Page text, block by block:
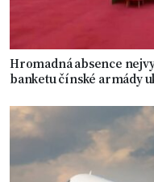
Hromadná absence
banketu čínské armády